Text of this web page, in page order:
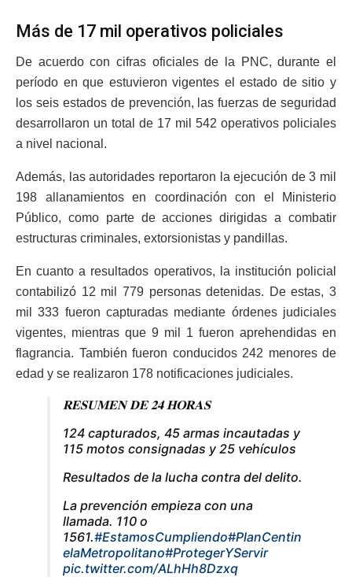
Más de 17 mil operativos policiales
De acuerdo con cifras oficiales de la PNC, durante el
período en que estuvieron vigentes el estado de sitio y
los seis estados de prevención, las fuerzas de seguridad
desarrollaron un total de 17 mil 542 operativos policiales
a nivel nacional.
Además, las autoridades reportaron la ejecución de 3 mil
198 allanamientos en coordinación con el Ministerio
Público, como parte de acciones dirigidas a combatir
estructuras criminales, extorsionistas y pandillas.
En cuanto a resultados operativos, la institución policial
contabilizó 12 mil 779 personas detenidas. De estas, 3
mil 333 fueron capturadas mediante órdenes judiciales
vigentes, mientras que 9 mil 1 fueron aprehendidas en
flagrancia. También fueron conducidos 242 menores de
edad y se realizaron 178 notificaciones judiciales.
𝐑𝐄𝐒𝐔𝐌𝐄𝐍 𝐃𝐄 𝟐𝟒 𝐇𝐎𝐑𝐀𝐒
124 capturados, 45 armas incautadas y
115 motos consignadas y 25 vehículos
Resultados de la lucha contra del delito.
La prevención empieza con una
llamada. 110 o
1561.#EstamosCumpliendo#PlanCentin
elaMetropolitano#ProtegerYServir
pic.twitter.com/ALhHh8Dzxq